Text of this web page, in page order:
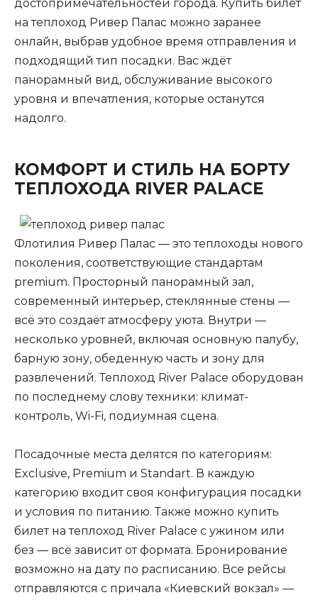
достопримечательностей города. Купить билет
на теплоход Ривер Палас можно заранее
онлайн, выбрав удобное время отправления и
подходящий тип посадки. Вас ждёт
панорамный вид, обслуживание высокого
уровня и впечатления, которые останутся
надолго.
КОМФОРТ И СТИЛЬ НА БОРТУ
ТЕПЛОХОДА RIVER PALACE
Флотилия Ривер Палас — это теплоходы нового
поколения, соответствующие стандартам
premium. Просторный панорамный зал,
современный интерьер, стеклянные стены —
всё это создаёт атмосферу уюта. Внутри —
несколько уровней, включая основную палубу,
барную зону, обеденную часть и зону для
развлечений. Теплоход River Palace оборудован
по последнему слову техники: климат-
контроль, Wi-Fi, подиумная сцена.
Посадочные места делятся по категориям:
Exclusive, Premium и Standart. В каждую
категорию входит своя конфигурация посадки
и условия по питанию. Также можно купить
билет на теплоход River Palace с ужином или
без — всё зависит от формата. Бронирование
возможно на дату по расписанию. Все рейсы
отправляются с причала «Киевский вокзал» —